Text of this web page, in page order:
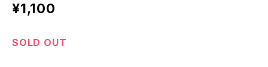
¥1,100
SOLD OUT